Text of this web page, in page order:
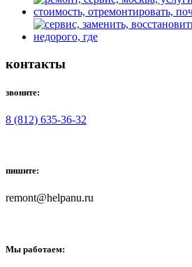
контакты
звоните:
8 (812) 635-36-32
пишите:
remont@helpanu.ru
Мы работаем: